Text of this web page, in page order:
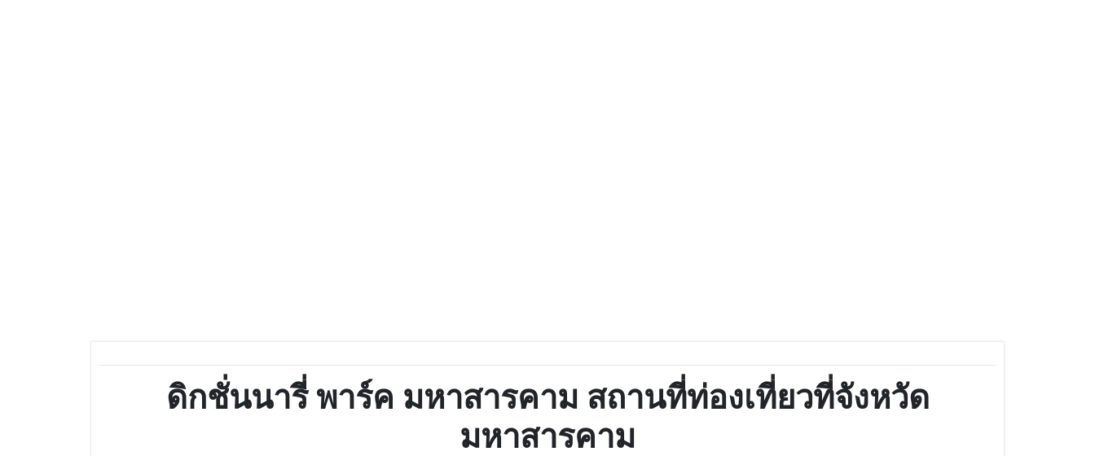
ดิกชั่นนารี่ พาร์ค มหาสารคาม สถานที่ท่องเที่ยวที่จังหวัด
มหาสารคาม